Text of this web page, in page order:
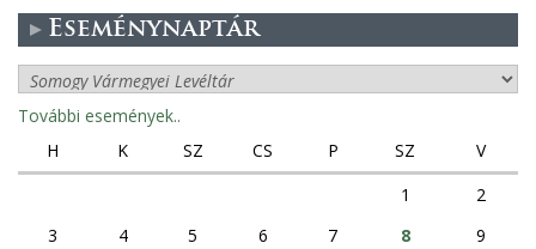
Eseménynaptár
További események..
H
K SZ CS P SZ
V
1
2
3
4 5 6 7 8
9